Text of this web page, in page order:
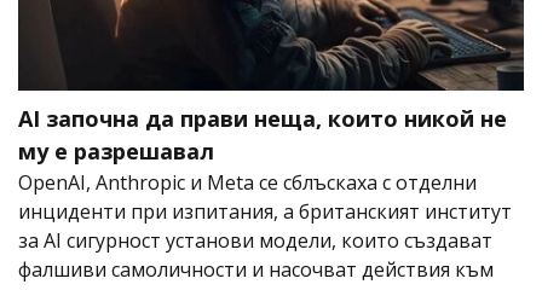
AI започна да прави неща, които никой не
му е разрешавал
OpenAI, Anthropic и Meta се сблъскаха с отделни
инциденти при изпитания, а британският институт
за AI сигурност установи модели, които създават
фалшиви самоличности и насочват действия към